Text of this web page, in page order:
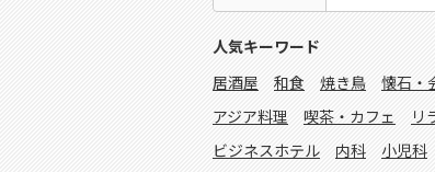
人気キーワード
居酒屋
和食 焼き鳥 懐石・
アジア料理
喫茶・カフェ リ
ビジネスホテル
内科 小児科